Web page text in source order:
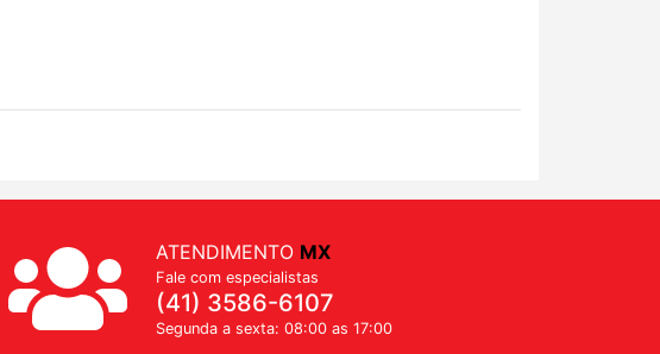
ATENDIMENTO MX
Fale com especialistas
(41) 3586-6107
Segunda a sexta: 08:00 as 17:00